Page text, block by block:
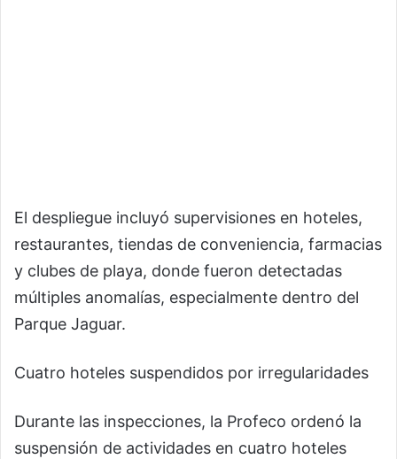
El despliegue incluyó supervisiones en hoteles,
restaurantes, tiendas de conveniencia, farmacias
y clubes de playa, donde fueron detectadas
múltiples anomalías, especialmente dentro del
Parque Jaguar.
Cuatro hoteles suspendidos por irregularidades
Durante las inspecciones, la Profeco ordenó la
suspensión de actividades en cuatro hoteles